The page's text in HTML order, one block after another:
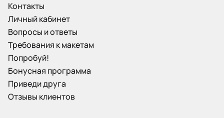
Контакты
Личный кабинет
Вопросы и ответы
Требования к макетам
Попробуй!
Бонусная программа
Приведи друга
Отзывы клиентов